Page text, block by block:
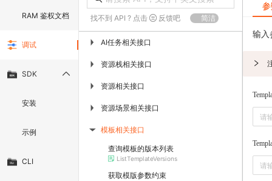
RAM 鉴权文档
调试
SDK
安装
示例
CLI
找不到 API ? 点击 反馈吧 简洁
▶ AI任务相关接口
▶ 资源栈相关接口
▶ 资源相关接口
▶ 资源场景相关接口
▶ 模板相关接口
查询模板的版本列表
ListTemplateVersions
获取模版参数约束
输入